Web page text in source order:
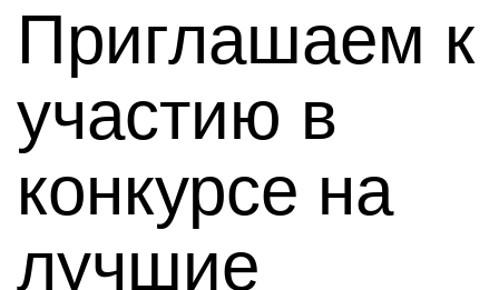
Приглашаем к
участию в
конкурсе на
лучшие